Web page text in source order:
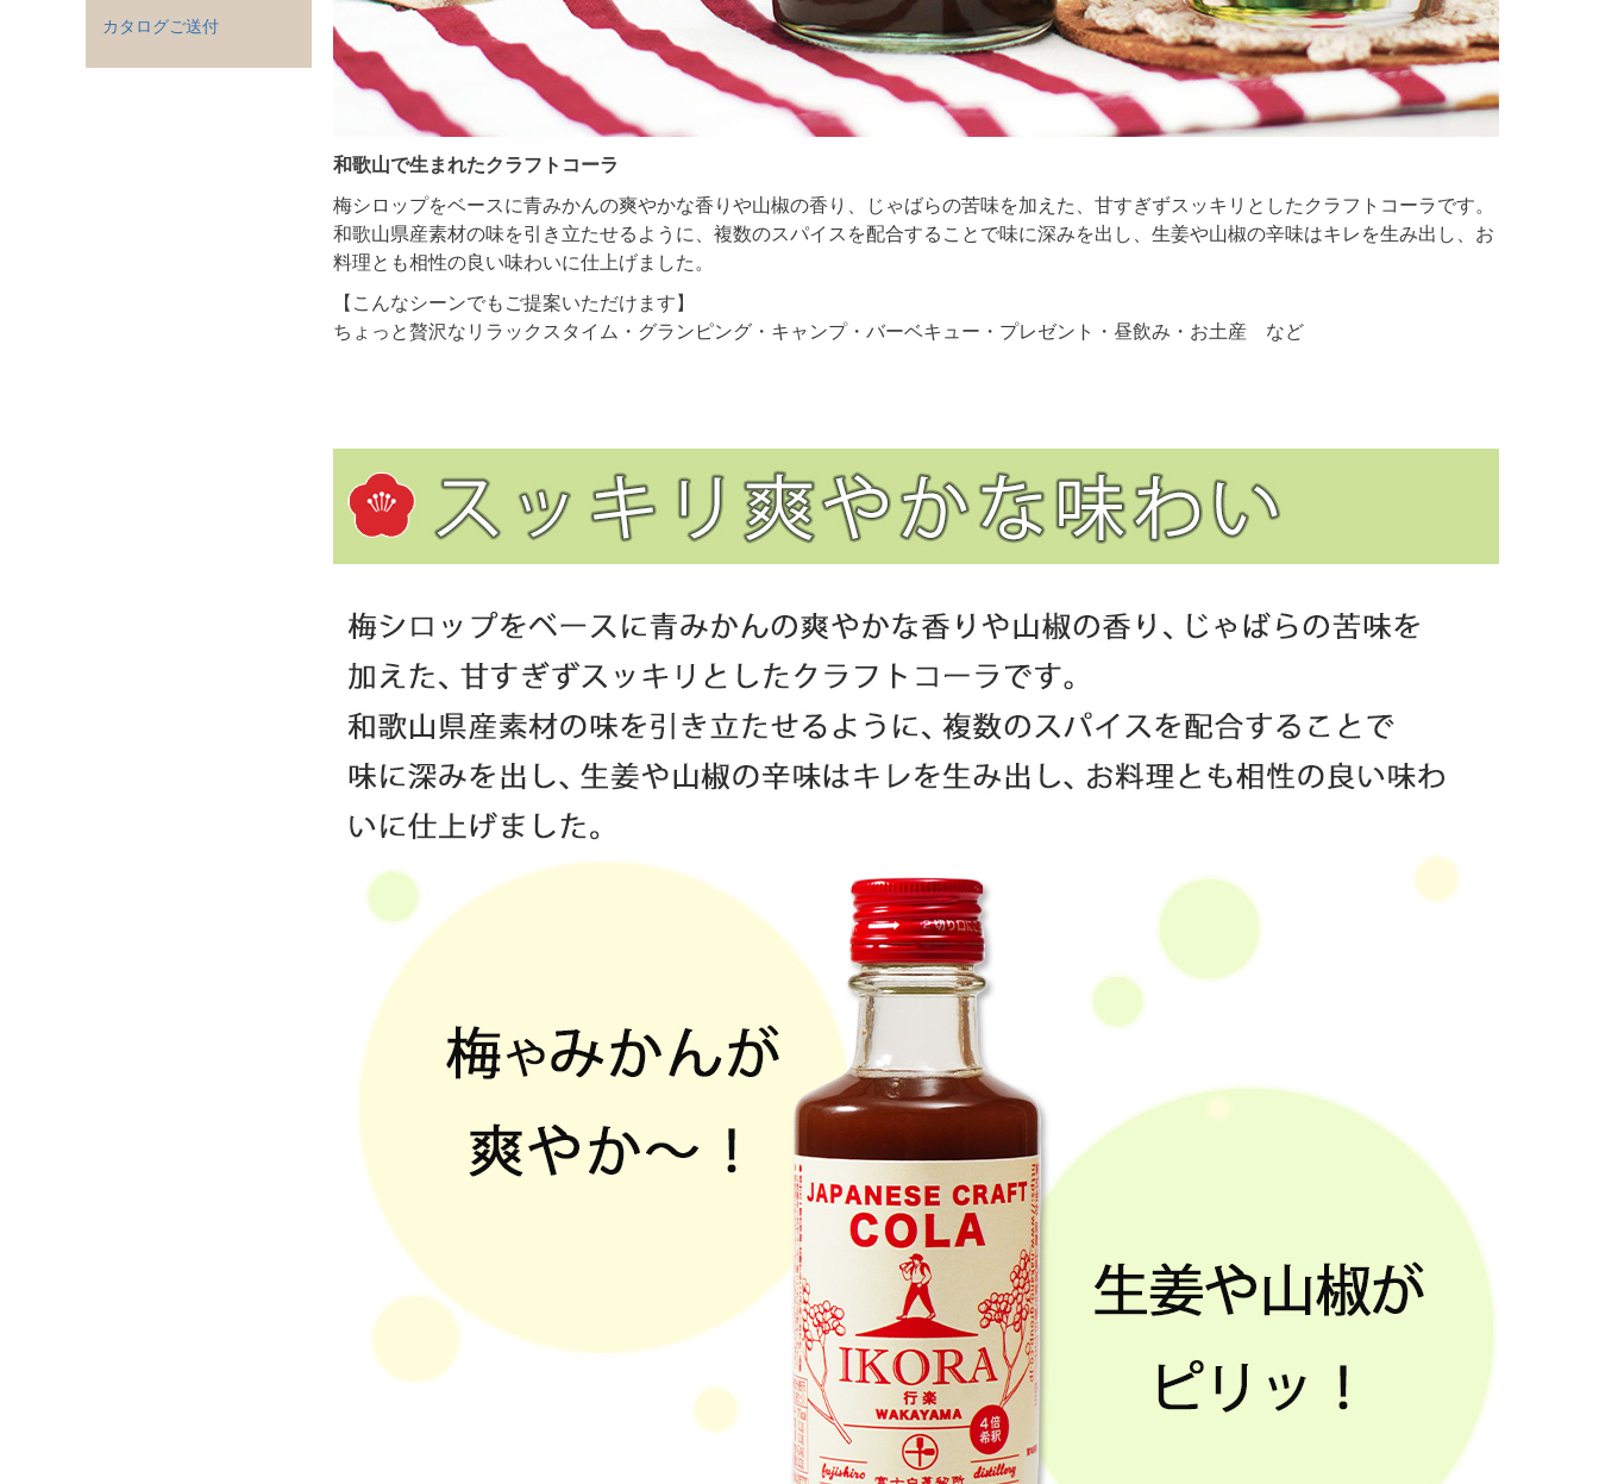
カタログご送付
和歌山で生まれたクラフトコーラ
梅シロップをベースに青みかんの爽やかな香りや山椒の香り、じゃばらの苦味を加えた、甘すぎずスッキリとしたクラフトコーラです。
和歌山県産素材の味を引き立たせるように、複数のスパイスを配合することで味に深みを出し、生姜や山椒の辛味はキレを生み出し、お
料理とも相性の良い味わいに仕上げました。
【こんなシーンでもご提案いただけます】
ちょっと贅沢なリラックスタイム・グランピング・キャンプ・バーベキュー・プレゼント・昼飲み・お土産 など